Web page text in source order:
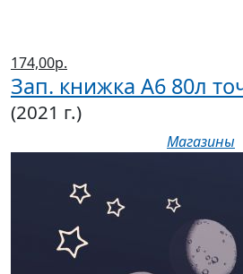
174,00р.
Зап. книжка А6 80л
(2021 г.)
Магазины